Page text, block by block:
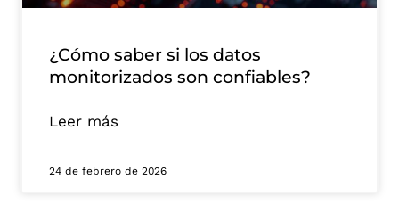
¿Cómo saber si los datos
monitorizados son confiables?
Leer más
24 de febrero de 2026